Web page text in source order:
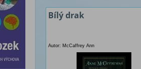
Bílý drak
Autor: McCaffrey Ann